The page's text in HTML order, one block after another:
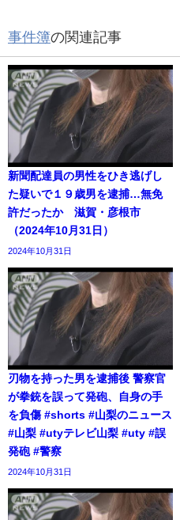
事件簿の関連記事
新聞配達員の男性をひき逃げし
た疑いで１９歳男を逮捕…無免
許だったか 滋賀・彦根市
（2024年10月31日）
2024年10月31日
刃物を持った男を逮捕後 警察官
が拳銃を誤って発砲、自身の手
を負傷 #shorts #山梨のニュース
#山梨 #utyテレビ山梨 #uty #誤
発砲 #警察
2024年10月31日